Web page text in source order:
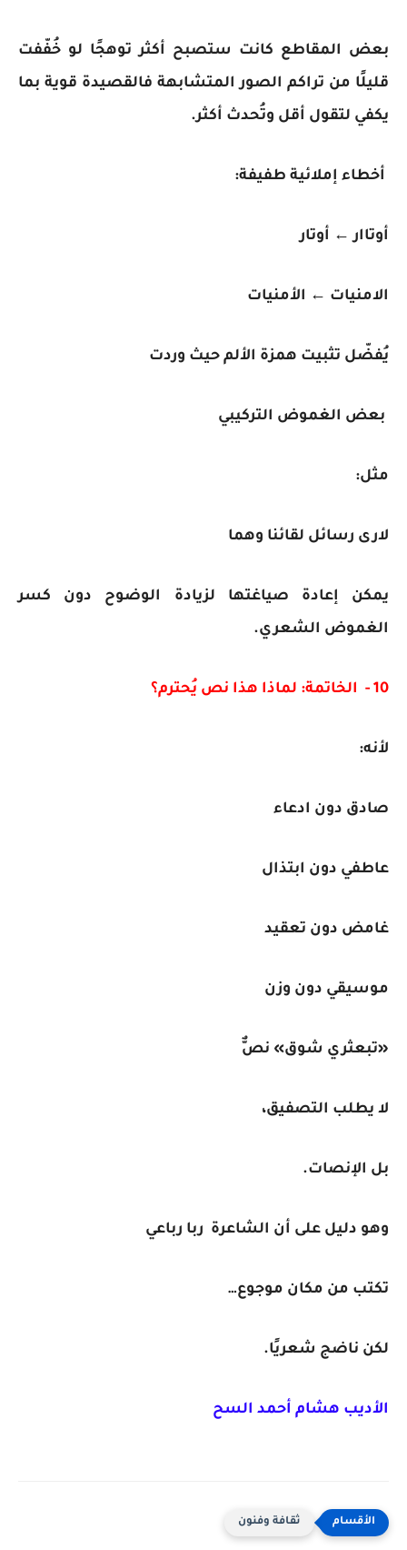
بعض المقاطع كانت ستصبح أكثر توهجًا لو خُفّفت
قليلًا من تراكم الصور المتشابهة فالقصيدة قوية بما
يكفي لتقول أقل وتُحدث أكثر.
أخطاء إملائية طفيفة:
أوتاار ← أوتار
الامنيات ← الأمنيات
يُفضّل تثبيت همزة الألم حيث وردت
بعض الغموض التركيبي
مثل:
لارى رسائل لقائنا وهما
يمكن إعادة صياغتها لزيادة الوضوح دون كسر
الغموض الشعري.
10 - الخاتمة: لماذا هذا نص يُحترم؟
لأنه:
صادق دون ادعاء
عاطفي دون ابتذال
غامض دون تعقيد
موسيقي دون وزن
«تبعثري شوق» نصٌّ
لا يطلب التصفيق،
بل الإنصات.
وهو دليل على أن الشاعرة ربا رباعي
تكتب من مكان موجوع…
لكن ناضج شعريًا.
الأديب هشام أحمد السح
ثقافة وفنون